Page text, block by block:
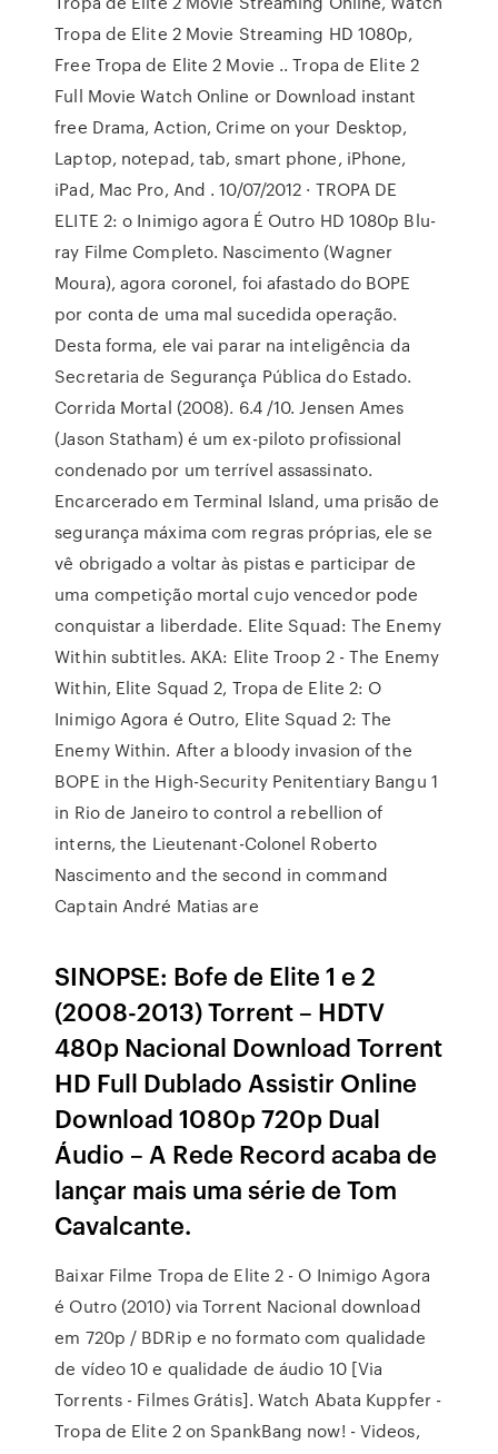
Tropa de Elite 2 Movie Streaming HD 1080p,
Free Tropa de Elite 2 Movie .. Tropa de Elite 2
Full Movie Watch Online or Download instant
free Drama, Action, Crime on your Desktop,
Laptop, notepad, tab, smart phone, iPhone,
iPad, Mac Pro, And . 10/07/2012 · TROPA DE
ELITE 2: o Inimigo agora É Outro HD 1080p Blu-
ray Filme Completo. Nascimento (Wagner
Moura), agora coronel, foi afastado do BOPE
por conta de uma mal sucedida operação.
Desta forma, ele vai parar na inteligência da
Secretaria de Segurança Pública do Estado.
Corrida Mortal (2008). 6.4 /10. Jensen Ames
(Jason Statham) é um ex-piloto profissional
condenado por um terrível assassinato.
Encarcerado em Terminal Island, uma prisão de
segurança máxima com regras próprias, ele se
vê obrigado a voltar às pistas e participar de
uma competição mortal cujo vencedor pode
conquistar a liberdade. Elite Squad: The Enemy
Within subtitles. AKA: Elite Troop 2 - The Enemy
Within, Elite Squad 2, Tropa de Elite 2: O
Inimigo Agora é Outro, Elite Squad 2: The
Enemy Within. After a bloody invasion of the
BOPE in the High-Security Penitentiary Bangu 1
in Rio de Janeiro to control a rebellion of
interns, the Lieutenant-Colonel Roberto
Nascimento and the second in command
Captain André Matias are
SINOPSE: Bofe de Elite 1 e 2
(2008-2013) Torrent – HDTV
480p Nacional Download Torrent
HD Full Dublado Assistir Online
Download 1080p 720p Dual
Áudio – A Rede Record acaba de
lançar mais uma série de Tom
Cavalcante.
Baixar Filme Tropa de Elite 2 - O Inimigo Agora
é Outro (2010) via Torrent Nacional download
em 720p / BDRip e no formato com qualidade
de vídeo 10 e qualidade de áudio 10 [Via
Torrents - Filmes Grátis]. Watch Abata Kuppfer -
Tropa de Elite 2 on SpankBang now! - Videos,